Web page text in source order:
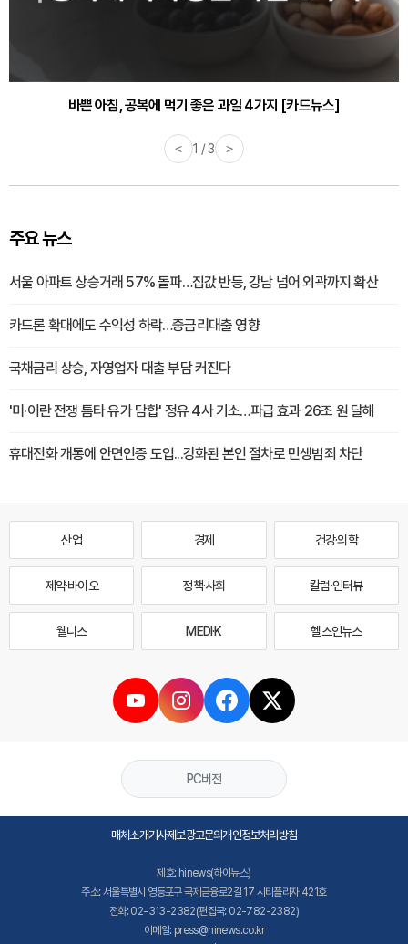
바쁜 아침, 공복에 먹기 좋은 과일 4가지 [카드뉴스]
< 1 / 3 >
주요 뉴스
서울 아파트 상승거래 57% 돌파…집값 반등, 강남 넘어 외곽까지 확산
카드론 확대에도 수익성 하락…중금리대출 영향
국채금리 상승, 자영업자 대출 부담 커진다
'미·이란 전쟁 틈타 유가 담합' 정유 4사 기소…파급 효과 26조 원 달해
휴대전화 개통에 안면인증 도입...강화된 본인 절차로 민생범죄 차단
산업 경제 건강·의학
제약·바이오 정책·사회 칼럼·인터뷰
웰니스 MEDI·K 헬스인뉴스
PC버전
매체소개기사제보광고문의개인정보처리방침
제호: hinews(하이뉴스)
주소: 서울특별시 영등포구 국제금융로2길 17 시티플라자 421호
전화: 02-313-2382(편집국: 02-782-2382)
이메일: press@hinews.co.kr